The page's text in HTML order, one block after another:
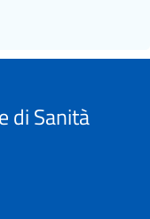
di Sanità